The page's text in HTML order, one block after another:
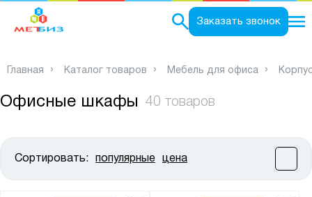
Заказать звонок
Главная Каталог товаров Мебель для офиса
Офисные шкафы 40 товаров
Сортировать: популярные цена